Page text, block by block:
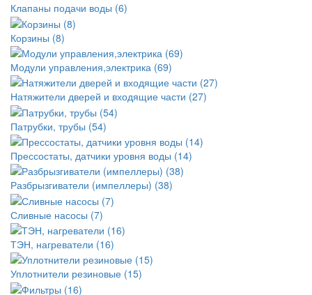
Клапаны подачи воды (6)
Корзины (8)
Модули управления,электрика (69)
Натяжители дверей и входящие части (27)
Патрубки, трубы (54)
Прессостаты, датчики уровня воды (14)
Разбрызгиватели (импеллеры) (38)
Сливные насосы (7)
ТЭН, нагреватели (16)
Уплотнители резиновые (15)